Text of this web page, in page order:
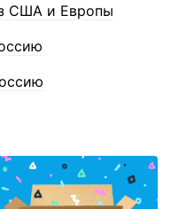
США и Европы